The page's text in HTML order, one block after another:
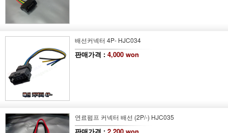
배선커넥터 4P- HJC034
판매가격 : 4,000 won
연료펌프 커넥터 배선 (2P/-) HJC035